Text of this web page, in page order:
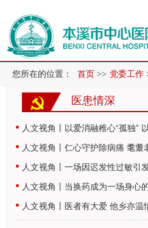
您所在的位置： 首页 >> 党委工作
医患情深
人文视角丨以爱消融稚心“孤独”
人文视角丨仁心守护除病痛 耄耋
人文视角丨一场因迟发性过敏引
人文视角丨当换药成为一场身心
人文视角丨医者有大爱 他乡亦温